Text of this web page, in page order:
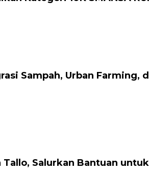
Sampah, Urban Farming,
Salurkan Bantuan